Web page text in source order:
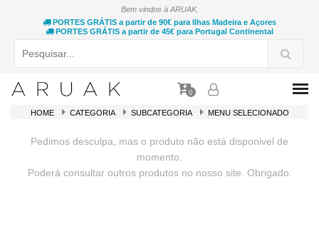
Bem vindos à ARUAK.
PORTES GRÁTIS a partir de 90€ para Ilhas Madeira e Açores
PORTES GRÁTIS a partir de 45€ para Portugal Continental
0
HOME CATEGORIA SUBCATEGORIA MENU SELECIONADO
Pedimos desculpa, mas o produto não está disponivel de
momento.
Poderá consultar outros produtos no nosso site. Obrigado.